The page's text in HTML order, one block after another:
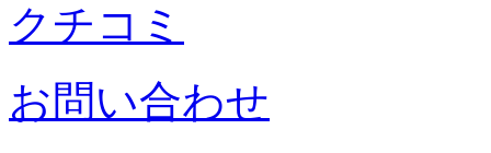
クチコミ
お問い合わせ